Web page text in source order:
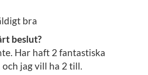
bra
beslut?
Har haft 2 fantastiska
och jag vill ha 2 till.